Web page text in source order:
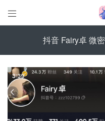

抖音 Fairy卓 微